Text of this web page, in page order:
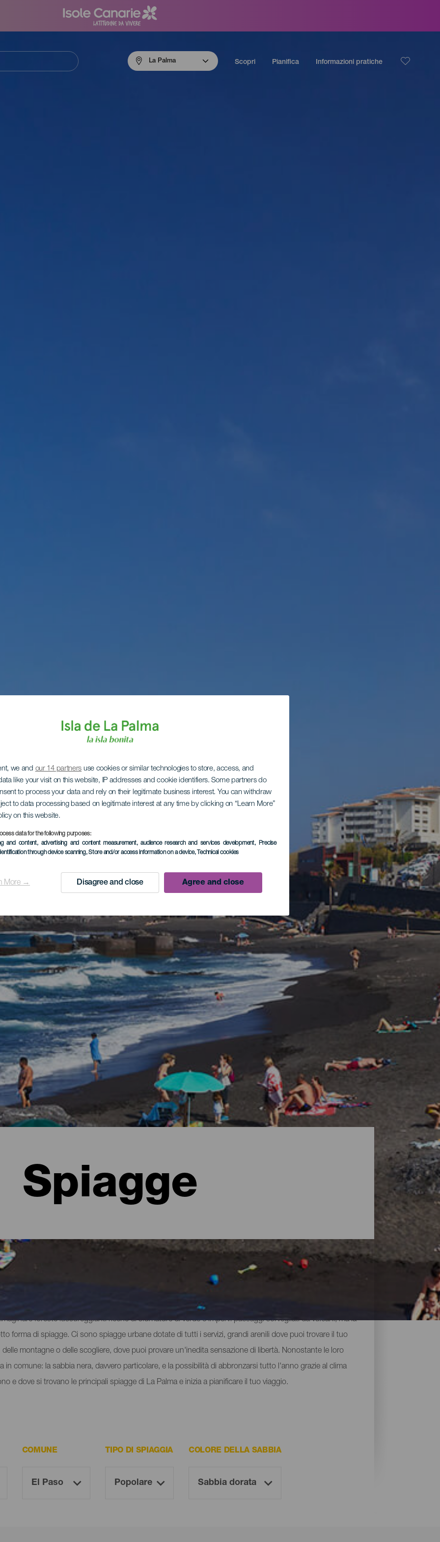
we and our 14 partners use cookies or similar technologies to store, access, and
like your visit on this website, IP addresses and cookie identifiers. Some partners do
to process your data and rely on their legitimate business interest. You can withdraw
to data processing based on legitimate interest at any time by clicking on “Learn More”
on this website.
data for the following purposes:
and content, advertising and content measurement, audience research and services development, Precise
through device scanning, Store and/or access information on a device, Technical cookies
More → Disagree and close Agree and close
La Palma Scopri Pianifica Informazioni pratiche
Spiagge
foreste lussureggianti ricche di sfumature di verde e impervi paesaggi sorvegliati da vulcani, ma la
forma di spiagge. Ci sono spiagge urbane dotate di tutti i servizi, grandi arenili dove puoi trovare il tuo
montagne o delle scogliere, dove puoi provare un'inedita sensazione di libertà. Nonostante le loro
in comune: la sabbia nera, davvero particolare, e la possibilità di abbronzarsi tutto l'anno grazie al clima
e dove si trovano le principali spiagge di La Palma e inizia a pianificare il tuo viaggio.
COMUNE TIPO DI SPIAGGIA COLORE DELLA SABBIA